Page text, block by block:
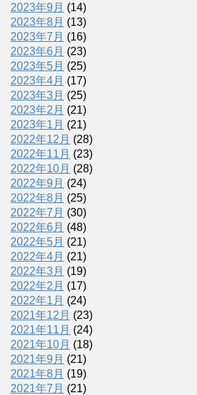
2023年9月 (14)
2023年8月 (13)
2023年7月 (16)
2023年6月 (23)
2023年5月 (25)
2023年4月 (17)
2023年3月 (25)
2023年2月 (21)
2023年1月 (21)
2022年12月 (28)
2022年11月 (23)
2022年10月 (28)
2022年9月 (24)
2022年8月 (25)
2022年7月 (30)
2022年6月 (48)
2022年5月 (21)
2022年4月 (21)
2022年3月 (19)
2022年2月 (17)
2022年1月 (24)
2021年12月 (23)
2021年11月 (24)
2021年10月 (18)
2021年9月 (21)
2021年8月 (19)
2021年7月 (21)